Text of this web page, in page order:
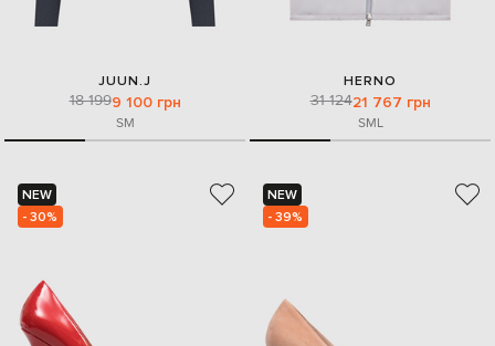
JUUN.J
18 1999 100 грн
SM
HERNO
31 12421 767 грн
SML
NEW
- 30%
NEW
- 39%